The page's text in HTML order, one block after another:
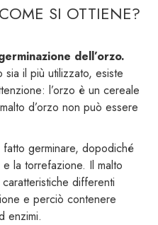
SI OTTIENE?
dell’orzo.
il più utilizzato, esiste
l’orzo è un cereale
d’orzo non può essere
germinare, dopodiché
la torrefazione. Il malto
differenti
e perciò contenere
enzimi.